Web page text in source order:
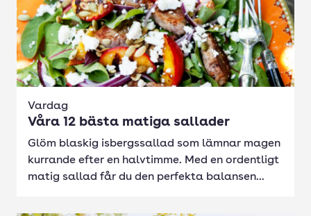
Vardag
Våra 12 bästa matiga sallader
Glöm blaskig isbergssallad som lämnar magen
kurrande efter en halvtimme. Med en ordentligt
matig sallad får du den perfekta balansen...